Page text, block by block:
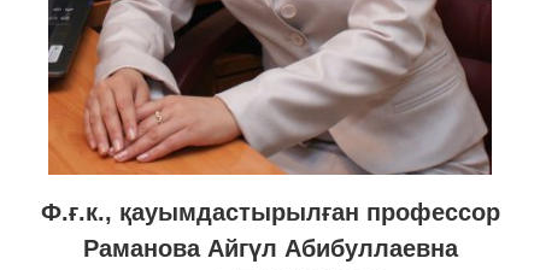
Ф.ғ.к., қауымдастырылған профессор
Раманова Айгүл Абибуллаевна